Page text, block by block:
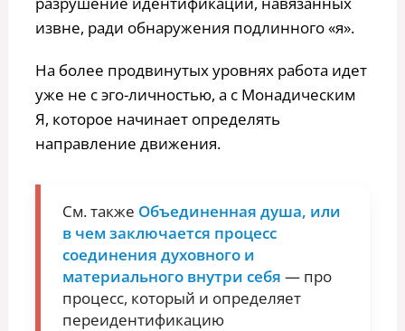
извне, ради обнаружения подлинного «я».
На более продвинутых уровнях работа идет
уже не с эго-личностью, а с Монадическим
Я, которое начинает определять
направление движения.
См. также Объединенная душа, или
в чем заключается процесс
соединения духовного и
материального внутри себя — про
процесс, который и определяет
переидентификацию